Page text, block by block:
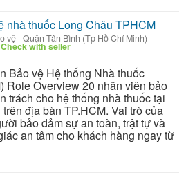
nhà thuốc Long Châu TPHCM
vệ-Quận Tân Bình (Tp Hồ Chí Minh) -
Check with seller
Bảo vệ Hệ thống Nhà thuốc
Role Overview 20 nhân viên bảo
trách cho hệ thống nhà thuốc tại
địa bàn TP.HCM. Vai trò của
bảo đảm sự an toàn, trật tự và
an tâm cho khách hàng ngay từ